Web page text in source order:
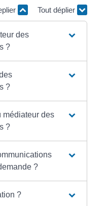
Tout déplier
des
?
?
médiateur des
?
?
?